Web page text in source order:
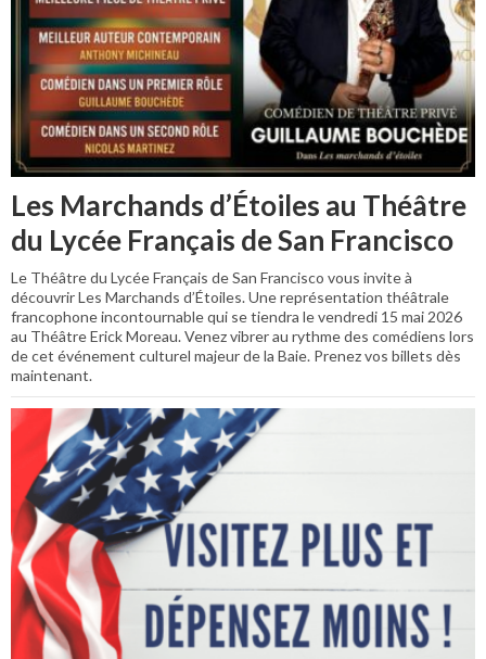
Les Marchands d’Étoiles au Théâtre
du Lycée Français de San Francisco
Le Théâtre du Lycée Français de San Francisco vous invite à
découvrir Les Marchands d’Étoiles. Une représentation théâtrale
francophone incontournable qui se tiendra le vendredi 15 mai 2026
au Théâtre Erick Moreau. Venez vibrer au rythme des comédiens lors
de cet événement culturel majeur de la Baie. Prenez vos billets dès
maintenant.